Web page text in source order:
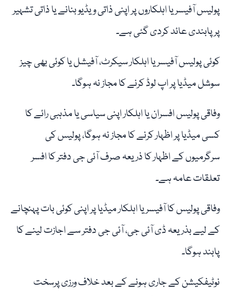
پولیس آفیسر یا اہلکاروں پر اپنی ذاتی ویڈیو بنانے یا ذاتی تشہیر
پر پابندی عائد کردی گئی ہے۔
کوئی پولیس آفیسر یا اہلکار سیکرٹ، آفیشل یا کوئی بھی چیز
سوشل میڈیا پر اپ لوڈ کرنے کا مجاز نہ ہوگا۔
وفاقی پولیس افسران یا اہلکار اپنی سیاسی یا مذہبی رائے کا
کسی میڈیا پر اظہار کرنے کا مجاز نہ ہوگا، پولیس کی
سرگرمیوں کے اظہار کا ذریعہ صرف آئی جی دفتر کا افسر
تعلقات عامہ ہے۔
وفاقی پولیس کا آفیسر یا اہلکار میڈیا پر اپنی کوئی بات پہنچانے
کے لیے بذریعہ ڈی آئی جی، آئی جی دفتر سے اجازت لینے کا
پابند ہوگا۔
نوٹیفکیشن کے جاری ہونے کے بعد خلاف ورزی پرسخت